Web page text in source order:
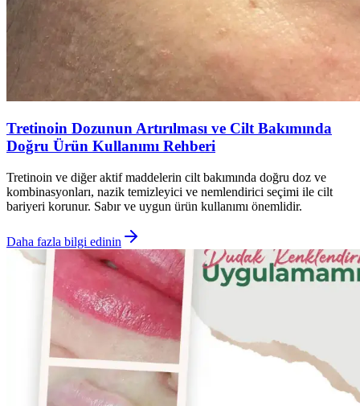
Tretinoin Dozunun Artırılması ve Cilt Bakımında
Doğru Ürün Kullanımı Rehberi
Tretinoin ve diğer aktif maddelerin cilt bakımında doğru doz ve
kombinasyonları, nazik temizleyici ve nemlendirici seçimi ile cilt
bariyeri korunur. Sabır ve uygun ürün kullanımı önemlidir.
Daha fazla bilgi edinin